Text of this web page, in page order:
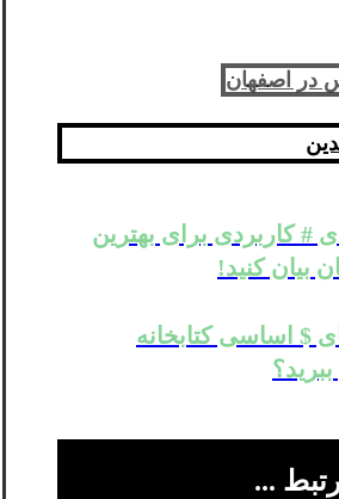
در اصفهان
# کاربردی برای بهترین
بیان کنید!
$ اساسی کتابخانه
...